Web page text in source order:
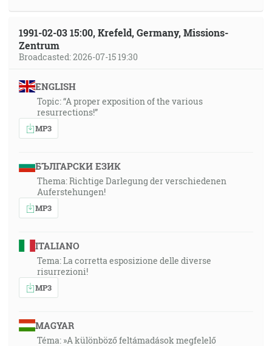
1991-02-03 15:00, Krefeld, Germany, Missions-
Zentrum
Broadcasted: 2026-07-15 19:30
ENGLISH
Topic: “A proper exposition of the various
resurrections!”
MP3
БЪЛГАРСКИ ЕЗИК
Thema: Richtige Darlegung der verschiedenen
Auferstehungen!
MP3
ITALIANO
Tema: La corretta esposizione delle diverse
risurrezioni!
MP3
MAGYAR
Téma: »A különböző feltámadások megfelelő